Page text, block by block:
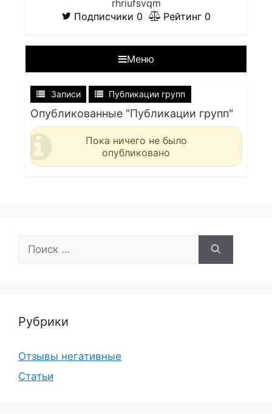
rhriufsvqm
Подписчики 0 Рейтинг 0
Меню
Записи Публикации групп
Опубликованные "Публикации групп"
Пока ничего не было
опубликовано
Рубрики
Отзывы негативные
Статьи